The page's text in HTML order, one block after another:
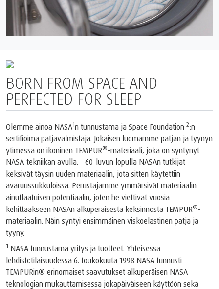
BORN FROM SPACE AND
PERFECTED FOR SLEEP
Olemme ainoa NASA1n tunnustama ja Space Foundation 2:n
sertifioima patjavalmistaja. Jokaisen luomamme patjan ja tyynyn
ytimessä on ikoninen TEMPUR®-materiaali, joka on syntynyt
NASA-tekniikan avulla. - 60-luvun lopulla NASAn tutkijat
keksivät täysin uuden materiaalin, jota sitten käytettiin
avaruussukkuloissa. Perustajamme ymmärsivät materiaalin
ainutlaatuisen potentiaalin, joten he viettivät vuosia
kehittääkseen NASAn alkuperäisestä keksinnöstä TEMPUR®-
materiaalin. Näin syntyi ensimmäinen viskoelastinen patja ja
tyyny.
1 NASA tunnustama yritys ja tuotteet. Yhteisessä
lehdistötilaisuudessa 6. toukokuuta 1998 NASA tunnusti
TEMPURin®️ erinomaiset saavutukset alkuperäisen NASA-
teknologian mukauttamisessa jokapäiväiseen käyttöön sekä